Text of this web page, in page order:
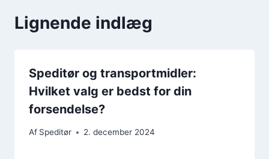
Lignende indlæg
Speditør og transportmidler:
Hvilket valg er bedst for din
forsendelse?
Af Speditør 2. december 2024